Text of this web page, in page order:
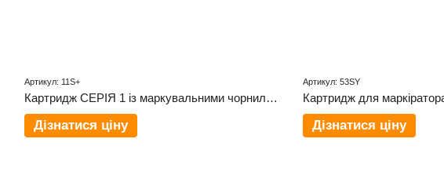
Артикул: 11S+
Картридж СЕРІЯ 1 із маркувальними чорнилами для принтера SOJET - 11S+
Дізнатися ціну
Артикул: 53SY
Дізнатися ціну